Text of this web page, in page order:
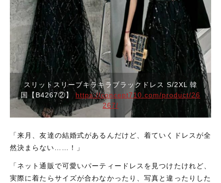
スリットスリーブキラキラブラックドレス S/2XL 韓
国【B4267②】https://concept710.com/product/26
267/
「来月、友達の結婚式があるんだけど、着ていくドレスが全
然決まらない……！」
「ネット通販で可愛いパーティードレスを見つけたけれど、
実際に着たらサイズが合わなかったり、写真と違ったりした
パーティーバッグ
バッグ
メンズ
メンズ
即納
水着
パーティードレス
ウェディングドレス